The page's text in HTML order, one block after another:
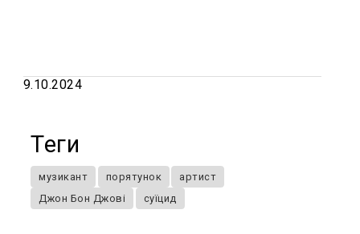
9.10.2024
Теги
музикант порятунок
артист
Джон Бон Джові
суїцид